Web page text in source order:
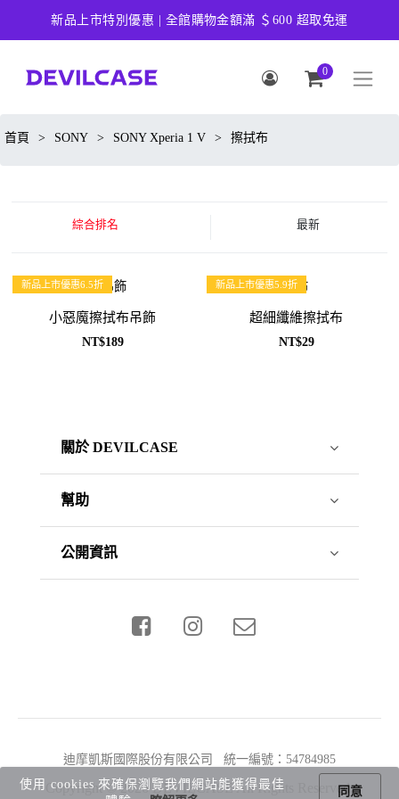
新品上市特別優惠 | 全館購物金額滿 ＄600 超取免運
0
首頁 > SONY > SONY Xperia 1 V > 擦拭布
綜合排名 最新
新品上市優惠6.5折
小惡魔擦拭布吊飾
NT$189
新品上市優惠5.9折
超細纖維擦拭布
NT$29
關於 DEVILCASE
幫助
公開資訊
迪摩凱斯國際股份有限公司 統一編號：54784985
Copyright © 2026 DEVILCASE All Rights Reserved.
使用 cookies 來確保瀏覽我們網站能獲得最佳
同意